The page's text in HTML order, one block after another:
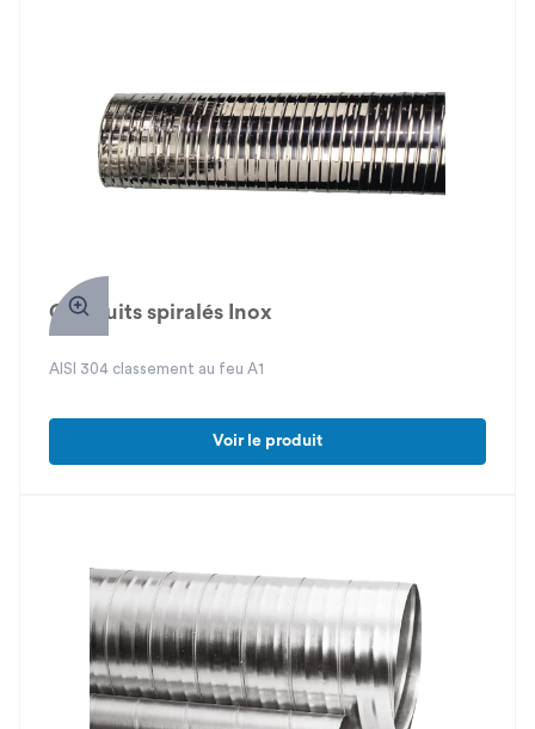
Conduits spiralés Inox
AISI 304 classement au feu A1
Voir le produit